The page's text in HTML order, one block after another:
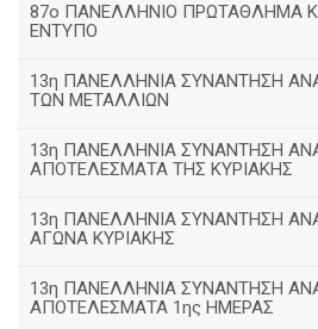
87ο ΠΑΝΕΛΛΗΝΙΟ ΠΡΩΤΑΘΛΗΜΑ
ΕΝΤΥΠΟ
13η ΠΑΝΕΛΛΗΝΙΑ ΣΥΝΑΝΤΗΣΗ
ΤΩΝ ΜΕΤΑΛΛΙΩΝ
13η ΠΑΝΕΛΛΗΝΙΑ ΣΥΝΑΝΤΗΣΗ
ΑΠΟΤΕΛΕΣΜΑΤΑ ΤΗΣ ΚΥΡΙΑΚΗΣ
13η ΠΑΝΕΛΛΗΝΙΑ ΣΥΝΑΝΤΗΣΗ
ΑΓΩΝΑ ΚΥΡΙΑΚΗΣ
13η ΠΑΝΕΛΛΗΝΙΑ ΣΥΝΑΝΤΗΣΗ
ΑΠΟΤΕΛΕΣΜΑΤΑ 1ης ΗΜΕΡΑΣ